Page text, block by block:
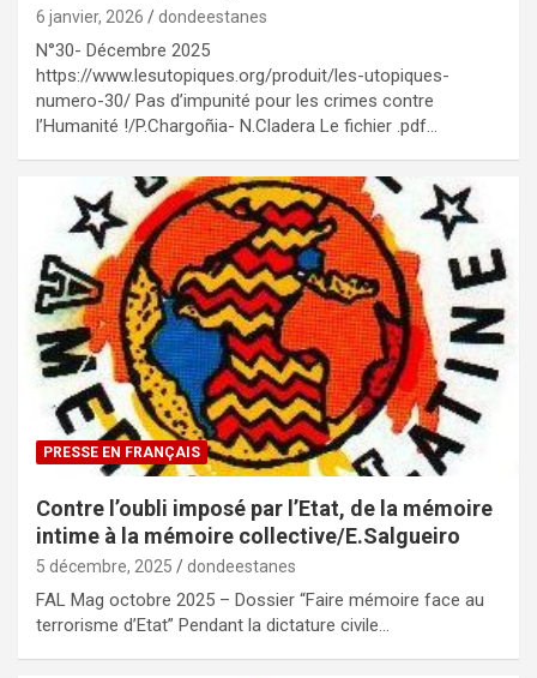
6 janvier, 2026 dondeestanes
N°30- Décembre 2025
https://www.lesutopiques.org/produit/les-utopiques-
numero-30/ Pas d’impunité pour les crimes contre
l’Humanité !/P.Chargoñia- N.Cladera Le fichier .pdf…
PRESSE EN FRANÇAIS
Contre l’oubli imposé par l’Etat, de la mémoire
intime à la mémoire collective/E.Salgueiro
5 décembre, 2025 dondeestanes
FAL Mag octobre 2025 – Dossier “Faire mémoire face au
terrorisme d’Etat” Pendant la dictature civile…